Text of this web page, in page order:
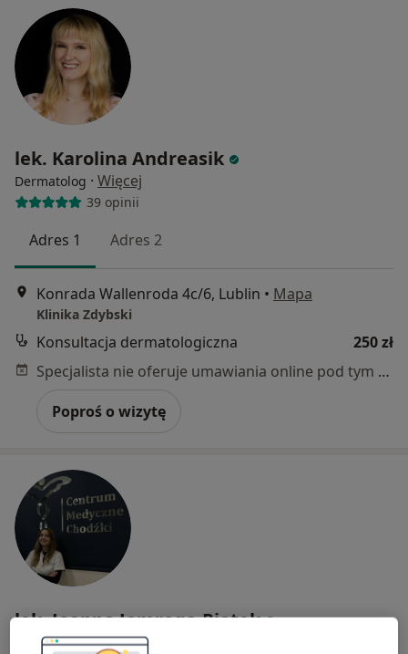
lek. Karolina Andreasik
Dermatolog · Więcej
39 opinii
Adres 1 Adres 2
Konrada Wallenroda 4c/6, Lublin • Mapa
Klinika Zdybski
Konsultacja dermatologiczna
250 zł
Specjalista nie oferuje umawiania online pod tym adresem.
Poproś o wizytę
lek. Joanna Jamroga-Piątek
Dermatolog·Więcej